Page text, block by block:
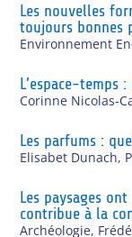
Les nouvelles
toujours bonnes
Environnement
L’espace-temps
Corinne Nicolas-
Les parfums :
Elisabet Dunach,
Les paysages
contribue à la
Archéologie,